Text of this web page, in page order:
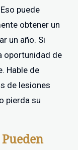
puede
obtener un
un año. Si
oportunidad de
Hable de
de lesiones
pierda su